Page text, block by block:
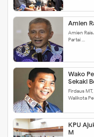
Amien
Amien
Partai …
Wako
Sekaki
Firdaus
Walikota
KPU
M